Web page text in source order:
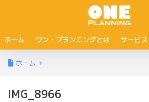
ホーム ワン・プランニングとは サービス
ホーム
IMG_8966